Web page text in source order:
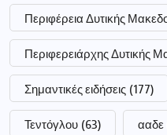
Περιφέρεια Δυτικής
Περιφερειάρχης Δυτικής
Σημαντικές ειδήσεις (177)
Τεντόγλου (63) ααδε